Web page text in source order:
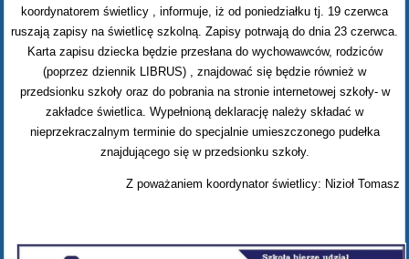
koordynatorem świetlicy , informuje, iż od poniedziałku tj. 19 czerwca
ruszają zapisy na świetlicę szkolną. Zapisy potrwają do dnia 23 czerwca.
Karta zapisu dziecka będzie przesłana do wychowawców, rodziców
(poprzez dziennik LIBRUS) , znajdować się będzie również w
przedsionku szkoły oraz do pobrania na stronie internetowej szkoły- w
zakładce świetlica. Wypełnioną deklarację należy składać w
nieprzekraczalnym terminie do specjalnie umieszczonego pudełka
znajdującego się w przedsionku szkoły.
Z poważaniem koordynator świetlicy: Nizioł Tomasz